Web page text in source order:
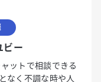
ビー
ットで相談できる
なく不調な時や人